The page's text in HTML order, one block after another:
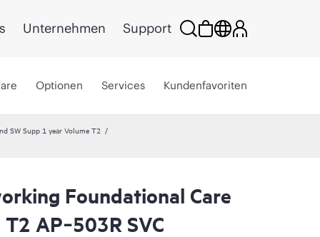
Unternehmen Support
Optionen Services Kundenfavoriten
SW Supp 1 year Volume T2
Foundational Care
AP‑503R SVC